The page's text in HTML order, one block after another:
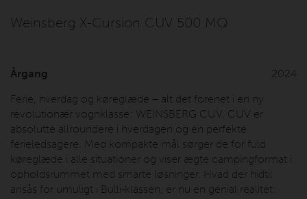
Weinsberg X-Cursion CUV 500 MQ
Årgang
2024
Ferie, hverdag og køreglæde – alt det forenet i en ny
revolutionær vognklasse: WEINSBERG CUV. CUV er
absolutte allroundere i hverdagen og en perfekte
ferieledsagere. Med kompakte mål sørger de for fuld
køreglæde i alle situationer og viser ægte campingformat i
opholdsrummet med smarte løsninger. Hvad der hidtil
ansås for umuligt i Bulli‐klassen, er nu en genial realitet: